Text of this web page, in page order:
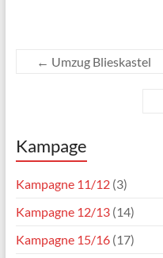
← Umzug Blieskastel
Kampage
Kampagne 11/12(3)
Kampagne 12/13(14)
Kampagne 15/16(17)